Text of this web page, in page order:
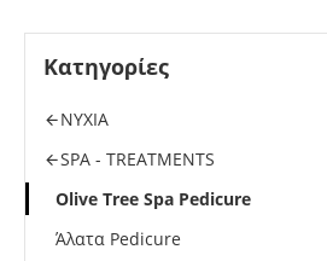
Κατηγορίες
ΝΥΧΙΑ
SPA - TREATMENTS
Olive Tree Spa Pedicure
Άλατα Pedicure